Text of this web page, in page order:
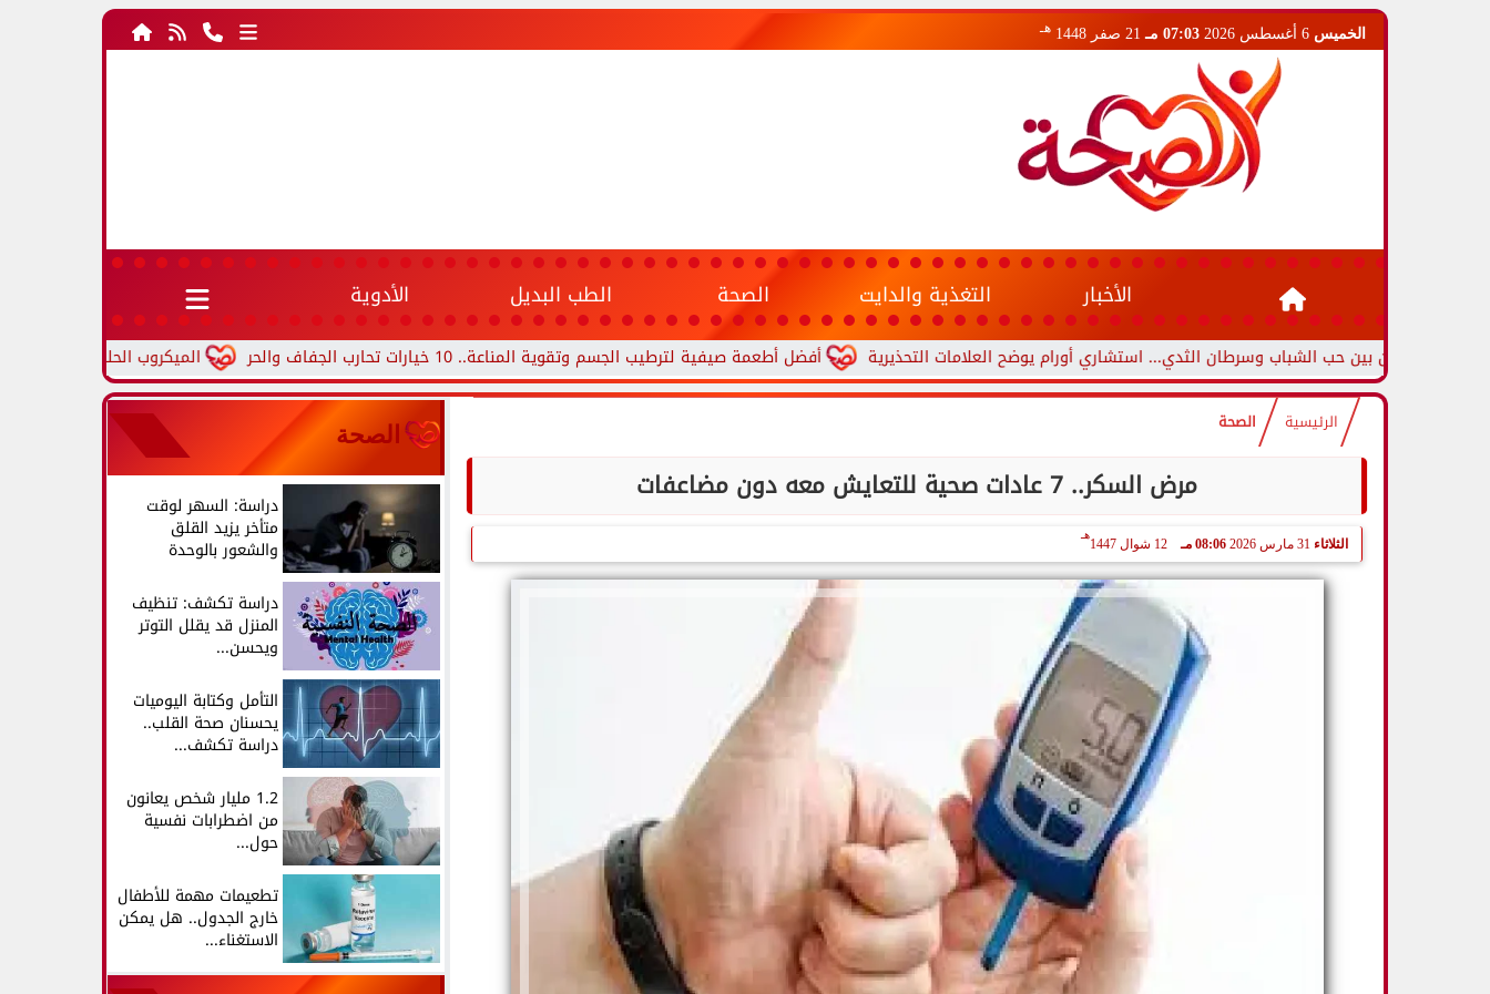
الخميس 07:03 مـ 21 صفر 1448 هـ
الأخبار التغذية والدايت الصحة الطب البديل الأدوية
الميكروب الحلزوني.. أعراض جرثومة أفضل أطعمة صيفية لترطيب الجسم وتقوية المناعة.. 10 خيارات تحارب الجفاف والحر بين حب الشباب وسرطان الثدي... استشاري أورام يوضح العلامات التحذيرية
الرئيسية الصحة
مرض السكر.. 7 عادات صحية للتعايش معه دون مضاعفات
الثلاثاء 08:06 مـ 12 شوال 1447
هـ
الصحة
دراسة: السهر لوقت
متأخر يزيد القلق
والشعور بالوحدة
دراسة تكشف: تنظيف
المنزل قد يقلل التوتر
ويحسن...
التأمل وكتابة اليوميات
يحسنان صحة القلب..
دراسة تكشف...
1.2 مليار شخص يعانون
من اضطرابات نفسية
حول...
تطعيمات مهمة للأطفال
خارج الجدول.. هل يمكن
الاستغناء...